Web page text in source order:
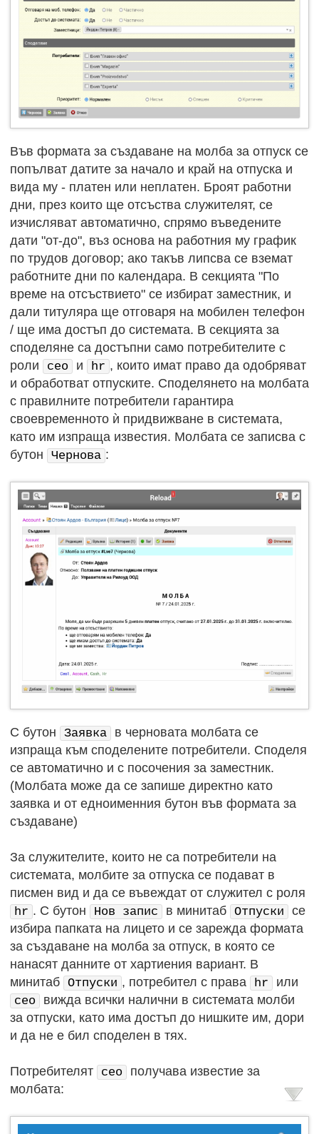
Във формата за създаване на молба за отпуск се
попълват датите за начало и край на отпуска и
вида му - платен или неплатен. Броят работни
дни, през които ще отсъства служителят, се
изчисляват автоматично, спрямо въведените
дати "от-до", въз основа на работния му график
по трудов договор; ако такъв липсва се вземат
работните дни по календара. В секцията "По
време на отсъствието" се избират заместник, и
дали титуляра ще отговаря на мобилен телефон
/ ще има достъп до системата. В секцията за
споделяне са достъпни само потребителите с
роли
ceo и hr , които имат право да одобряват
и обработват отпуските. Споделянето на молбата
с правилните потребители гарантира
своевременното ѝ придвижване в системата,
като им изпраща известия. Молбата се записва с
бутон
Чернова :
С бутон Заявка
в черновата молбата се
изпраща към споделените потребители. Споделя
се автоматично и с посочения за заместник.
(Молбата може да се запише директно като
заявка и от едноименния бутон във формата за
създаване)
За служителите, които не са потребители на
системата, молбите за отпуска се подават в
писмен вид и да се въвеждат от служител с роля
hr . С бутон Нов запис в минитаб Отпуски
се
избира папката на лицето и се зарежда формата
за създаване на молба за отпуск, в която се
нанасят данните от хартиения вариант. В
минитаб Отпуски , потребител с права hr или
ceo
вижда всички налични в системата молби
за отпуски, като има достъп до нишките им, дори
и да не е бил споделен в тях.
Потребителят ceo
получава известие за
молбата: